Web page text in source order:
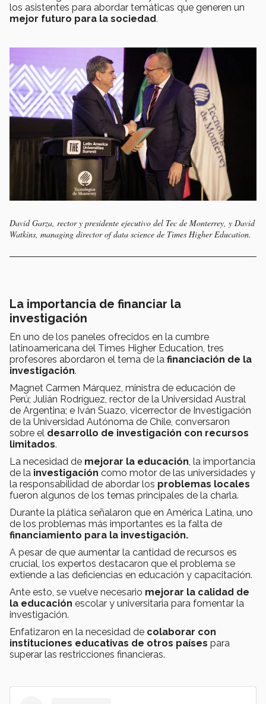
los asistentes para abordar temáticas que generen un
mejor futuro para la sociedad.
David Garza, rector y presidente ejecutivo del Tec de Monterrey, y David
Watkins, managing director of data science de Times Higher Education.
La importancia de financiar la
investigación
En uno de los paneles ofrecidos en la cumbre
latinoamericana del Times Higher Education, tres
profesores abordaron el tema de la financiación de la
investigación.
Magnet Carmen Márquez, ministra de educación de
Perú; Julián Rodríguez, rector de la Universidad Austral
de Argentina; e Iván Suazo, vicerrector de Investigación
de la Universidad Autónoma de Chile, conversaron
sobre el desarrollo de investigación con recursos
limitados.
La necesidad de mejorar la educación , la importancia
de la investigación como motor de las universidades y
la responsabilidad de abordar los problemas locales
fueron algunos de los temas principales de la charla.
Durante la plática señalaron que en América Latina, uno
de los problemas más importantes es la falta de
financiamiento para la investigación.
A pesar de que aumentar la cantidad de recursos es
crucial, los expertos destacaron que el problema se
extiende a las deficiencias en educación y capacitación.
Ante esto, se vuelve necesario mejorar la calidad de
la educación escolar y universitaria para fomentar la
investigación.
Enfatizaron en la necesidad de colaborar con
instituciones educativas de otros países para
superar las restricciones financieras.